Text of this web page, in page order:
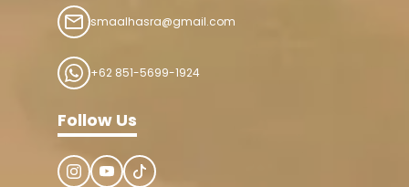
smaalhasra@gmail.com
+62 851-5699-1924
Follow Us